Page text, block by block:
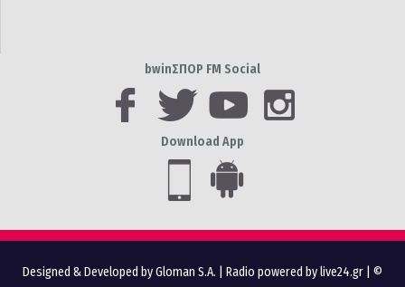
bwinΣΠΟΡ FM Social
Download App
Designed & Developed by Gloman S.A. Radio powered by live24.gr | ©